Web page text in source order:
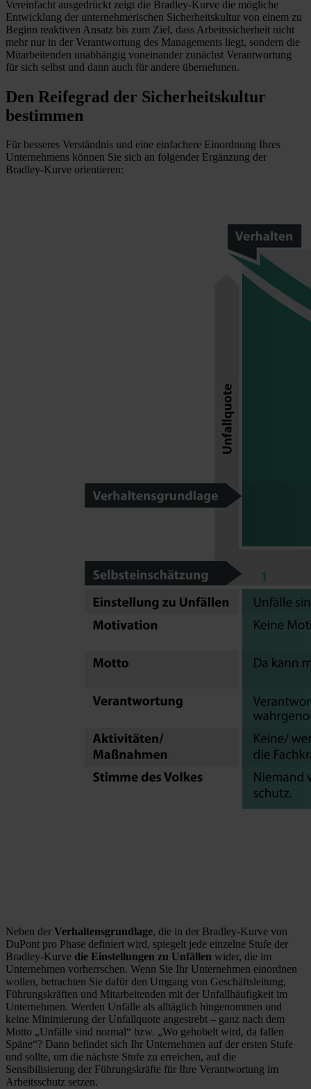
Vereinfacht ausgedrückt zeigt die Bradley-Kurve die mögliche
Entwicklung der unternehmerischen Sicherheitskultur von einem zu
Beginn reaktiven Ansatz bis zum Ziel, dass Arbeitssicherheit nicht
mehr nur in der Verantwortung des Managements liegt, sondern die
Mitarbeitenden unabhängig voneinander zunächst Verantwortung
für sich selbst und dann auch für andere übernehmen.
Den Reifegrad der Sicherheitskultur
bestimmen
Für besseres Verständnis und eine einfachere Einordnung Ihres
Unternehmens können Sie sich an folgender Ergänzung der
Bradley-Kurve orientieren:
Neben der Verhaltensgrundlage, die in der Bradley-Kurve von
DuPont pro Phase definiert wird, spiegelt jede einzelne Stufe der
Bradley-Kurve die Einstellungen zu Unfällen wider, die im
Unternehmen vorherrschen. Wenn Sie Ihr Unternehmen einordnen
wollen, betrachten Sie dafür den Umgang von Geschäftsleitung,
Führungskräften und Mitarbeitenden mit der Unfallhäufigkeit im
Unternehmen. Werden Unfälle als alltäglich hingenommen und
keine Minimierung der Unfallquote angestrebt – ganz nach dem
Motto „Unfälle sind normal“ bzw. „Wo gehobelt wird, da fallen
Späne“? Dann befindet sich Ihr Unternehmen auf der ersten Stufe
und sollte, um die nächste Stufe zu erreichen, auf die
Sensibilisierung der Führungskräfte für Ihre Verantwortung im
Arbeitsschutz setzen.